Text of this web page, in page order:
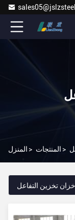
المنزل > المنتجات >
خزان تخزين التفاعل